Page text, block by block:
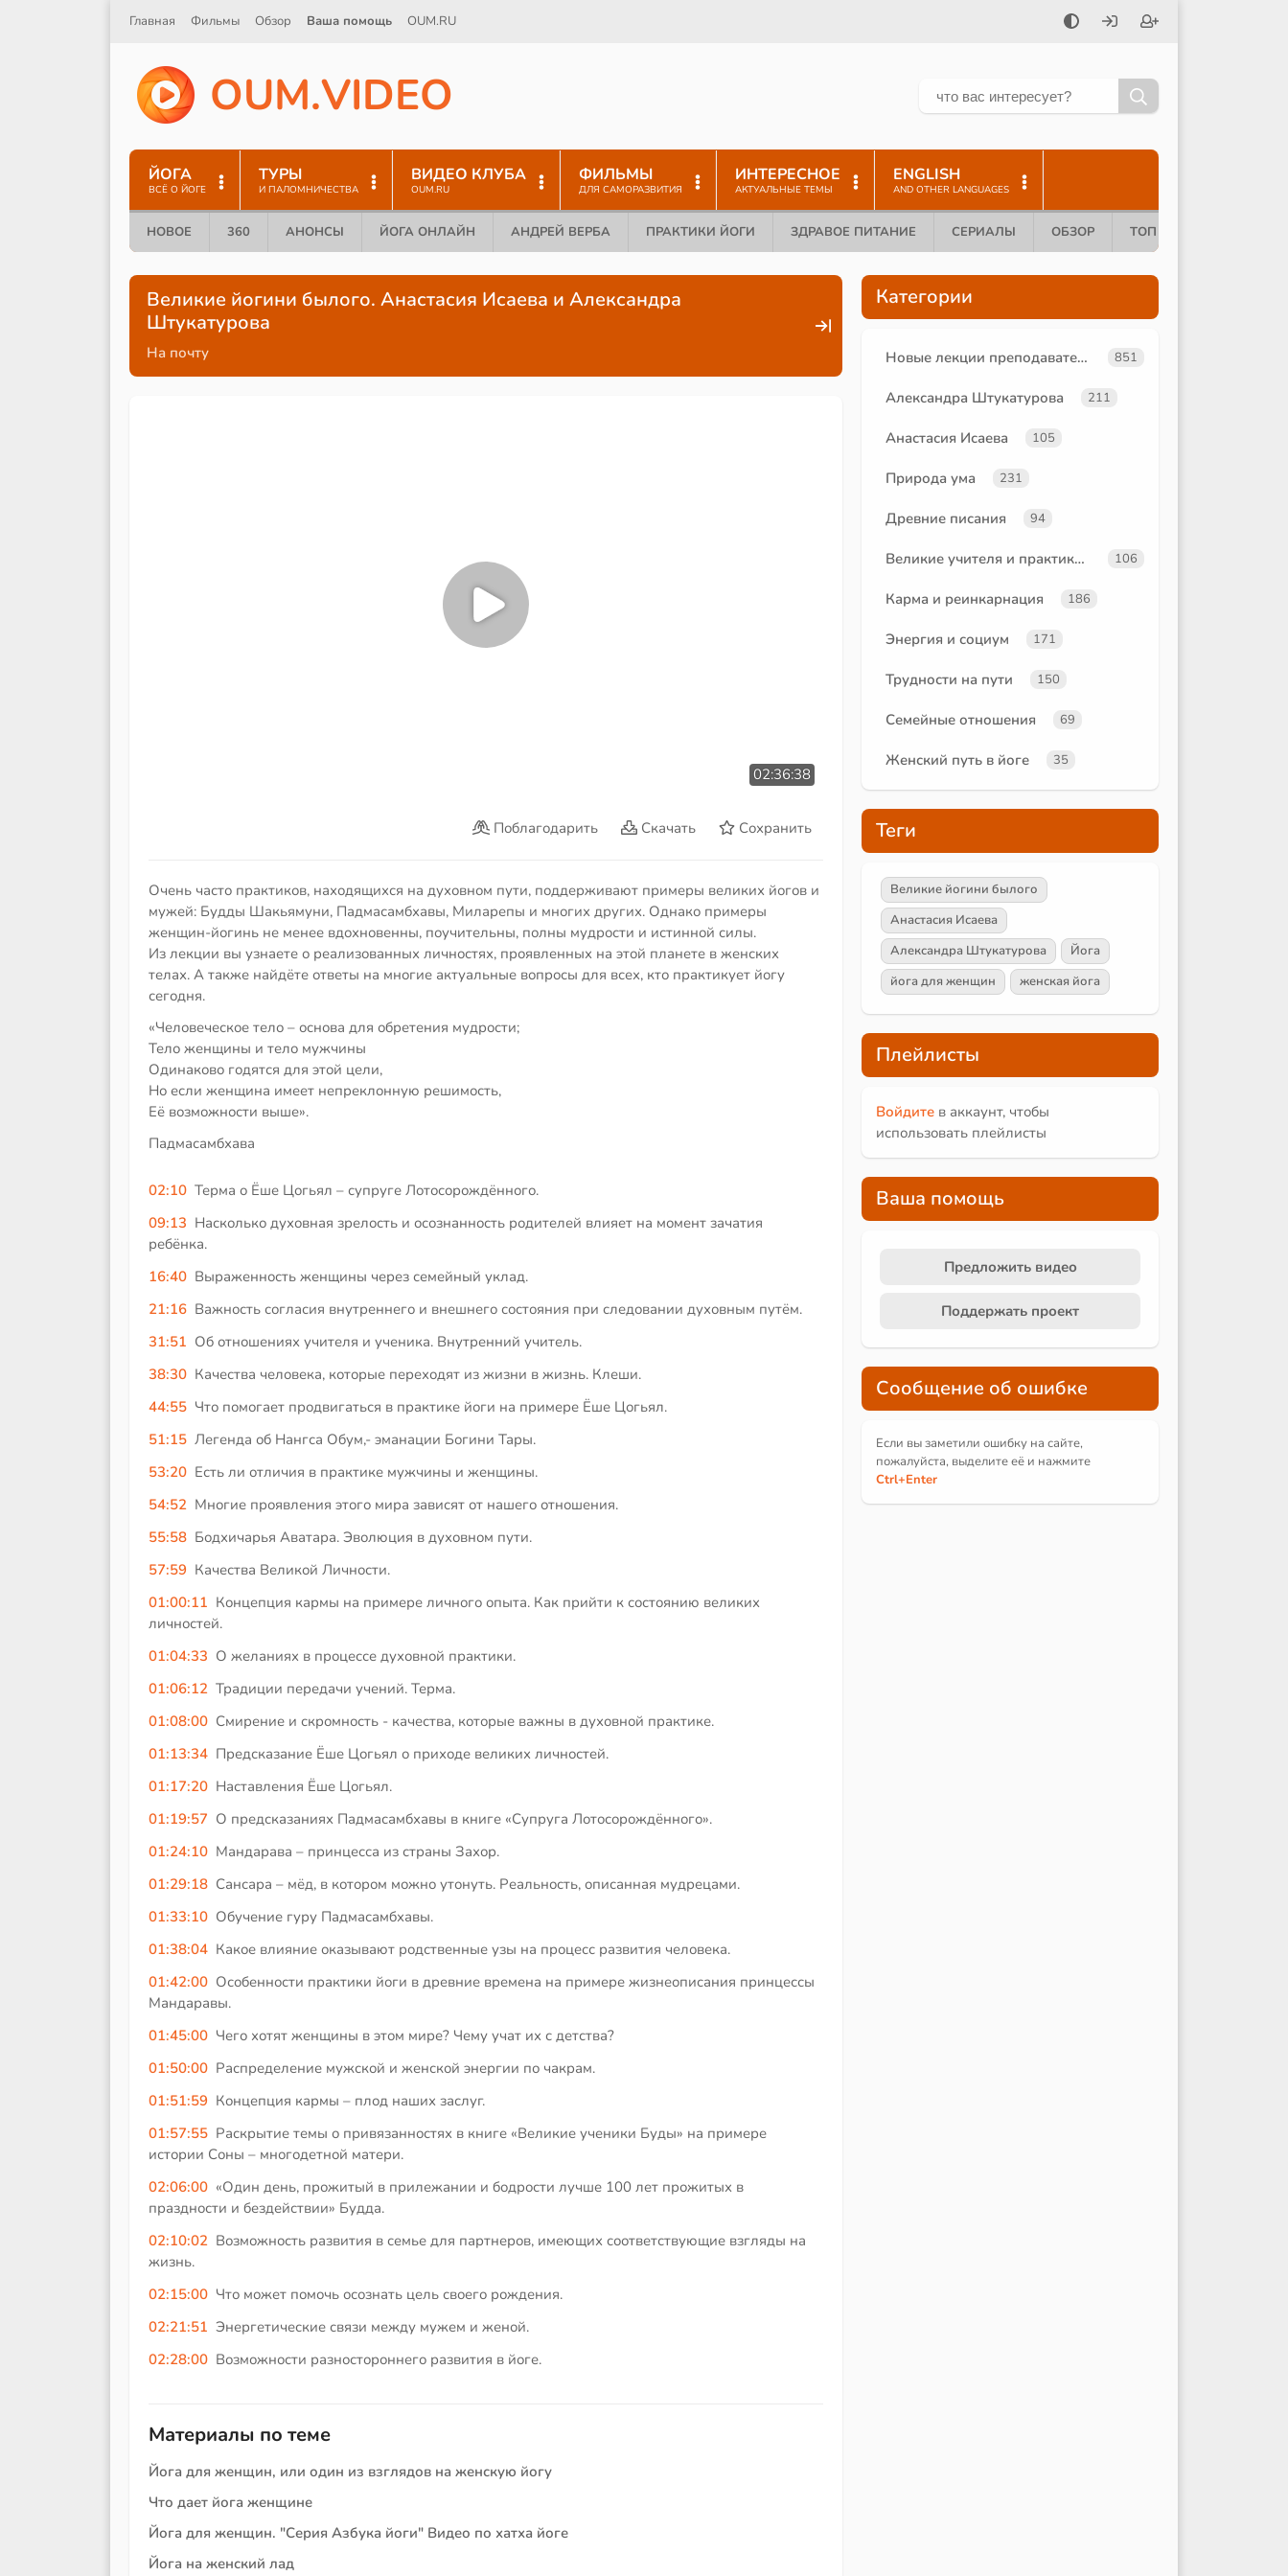
Главная Фильмы Обзор Ваша помощь OUM.RU
OUM.VIDEO
ЙОГА
ВСЁ О ЙОГЕ
ТУРЫ
И ПАЛОМНИЧЕСТВА
ВИДЕО КЛУБА
OUM.RU
ФИЛЬМЫ
ДЛЯ САМОРАЗВИТИЯ
ИНТЕРЕСНОЕ
АКТУАЛЬНЫЕ ТЕМЫ
ENGLISH
AND OTHER LANGUAGES
НОВОЕ 360 АНОНСЫ ЙОГА ОНЛАЙН АНДРЕЙ ВЕРБА ПРАКТИКИ ЙОГИ ЗДРАВОЕ ПИТАНИЕ СЕРИАЛЫ ОБЗОР ТОП 10
Великие йогини былого. Анастасия Исаева и Александра
Штукатурова
На почту
02:36:38
Поблагодарить Скачать Сохранить
Очень часто практиков, находящихся на духовном пути, поддерживают примеры великих йогов и
мужей: Будды Шакьямуни, Падмасамбхавы, Миларепы и многих других. Однако примеры
женщин-йогинь не менее вдохновенны, поучительны, полны мудрости и истинной силы.
Из лекции вы узнаете о реализованных личностях, проявленных на этой планете в женских
телах. А также найдёте ответы на многие актуальные вопросы для всех, кто практикует йогу
сегодня.
«Человеческое тело – основа для обретения мудрости;
Тело женщины и тело мужчины
Одинаково годятся для этой цели,
Но если женщина имеет непреклонную решимость,
Её возможности выше».
Падмасамбхава
02:10 Терма о Ёше Цогьял – супруге Лотосорождённого.
09:13 Насколько духовная зрелость и осознанность родителей влияет на момент зачатия
ребёнка.
16:40 Выраженность женщины через семейный уклад.
21:16 Важность согласия внутреннего и внешнего состояния при следовании духовным путём.
31:51 Об отношениях учителя и ученика. Внутренний учитель.
38:30 Качества человека, которые переходят из жизни в жизнь. Клеши.
44:55 Что помогает продвигаться в практике йоги на примере Ёше Цогьял.
51:15 Легенда об Нангса Обум,- эманации Богини Тары.
53:20 Есть ли отличия в практике мужчины и женщины.
54:52 Многие проявления этого мира зависят от нашего отношения.
55:58 Бодхичарья Аватара. Эволюция в духовном пути.
57:59 Качества Великой Личности.
01:00:11 Концепция кармы на примере личного опыта. Как прийти к состоянию великих
личностей.
01:04:33 О желаниях в процессе духовной практики.
01:06:12 Традиции передачи учений. Терма.
01:08:00 Смирение и скромность - качества, которые важны в духовной практике.
01:13:34 Предсказание Ёше Цогьял о приходе великих личностей.
01:17:20 Наставления Ёше Цогьял.
01:19:57 О предсказаниях Падмасамбхавы в книге «Супруга Лотосорождённого».
01:24:10 Мандарава – принцесса из страны Захор.
01:29:18 Сансара – мёд, в котором можно утонуть. Реальность, описанная мудрецами.
01:33:10 Обучение гуру Падмасамбхавы.
01:38:04 Какое влияние оказывают родственные узы на процесс развития человека.
01:42:00 Особенности практики йоги в древние времена на примере жизнеописания принцессы
Мандаравы.
01:45:00 Чего хотят женщины в этом мире? Чему учат их с детства?
01:50:00 Распределение мужской и женской энергии по чакрам.
01:51:59 Концепция кармы – плод наших заслуг.
01:57:55 Раскрытие темы о привязанностях в книге «Великие ученики Буды» на примере
истории Соны – многодетной матери.
02:06:00 «Один день, прожитый в прилежании и бодрости лучше 100 лет прожитых в
праздности и бездействии» Будда.
02:10:02 Возможность развития в семье для партнеров, имеющих соответствующие взгляды на
жизнь.
02:15:00 Что может помочь осознать цель своего рождения.
02:21:51 Энергетические связи между мужем и женой.
02:28:00 Возможности разностороннего развития в йоге.
Материалы по теме
Йога для женщин, или один из взглядов на женскую йогу
Что дает йога женщине
Йога для женщин. "Серия Азбука йоги" Видео по хатха йоге
Йога на женский лад
Категории
Новые лекции преподавателей 851
Александра Штукатурова 211
Анастасия Исаева 105
Природа ума 231
Древние писания 94
Великие учителя и практики йоги 106
Карма и реинкарнация 186
Энергия и социум 171
Трудности на пути 150
Семейные отношения 69
Женский путь в йоге 35
Теги
Великие йогини былого
Анастасия Исаева
Александра Штукатурова
Йога
йога для женщин
женская йога
Плейлисты
Войдите в аккаунт, чтобы
использовать плейлисты
Ваша помощь
Предложить видео
Поддержать проект
Сообщение об ошибке
Если вы заметили ошибку на сайте,
пожалуйста, выделите её и нажмите
Ctrl+Enter